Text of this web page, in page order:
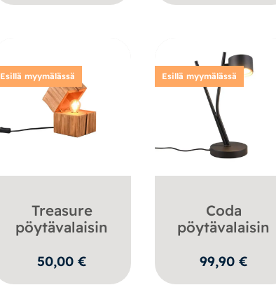
Esillä myymälässä
Treasure
pöytävalaisin
50,00 €
Esillä myymälässä
Coda
pöytävalaisin
99,90 €